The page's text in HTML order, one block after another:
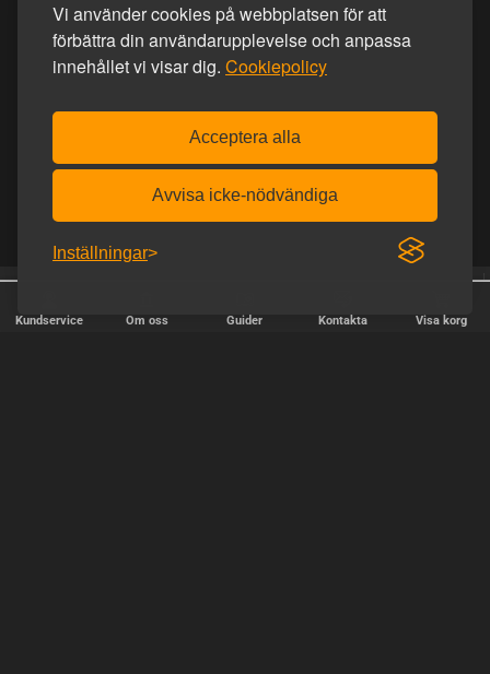
Vi använder cookies på webbplatsen för att
förbättra din användarupplevelse och anpassa
innehållet vi visar dig. Cookiepolicy
Acceptera alla
Avvisa icke-nödvändiga
Inställningar
Kundservice Om oss Guider Kontakta Visa korg